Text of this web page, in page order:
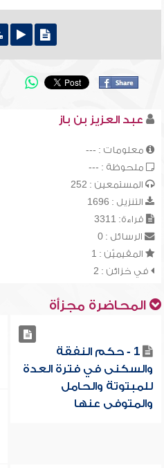
عبد العزيز بن باز
معلومات : ---
ملحوظة : ---
المستمعين : 252
التنزيل : 1696
قراءة: 3311
الرسائل : 0
المقيميّن : 1
في خزائن : 2
المحاضرة مجزأة
1 - حكم النفقة
والسكنى في فترة العدة
للمبتوتة والحامل
والمتوفى عنها